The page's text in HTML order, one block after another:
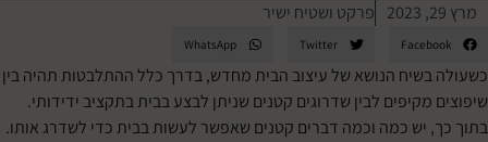
פרקט ושטיח ישיר
Twitter
WhatsApp
הנושא של עיצוב הבית מחדש, בדרך כלל ההתלבטות תהיה בין
לבין שדרוגים קטנים שניתן לבצע בבית בתקציב ידידותי.
יש כמה וכמה דברים קטנים שאפשר לעשות בבית כדי לשדרג אותו.